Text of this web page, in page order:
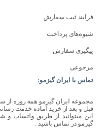
فرایند ثبت سفارش
شیوه‌های پرداخت
پیگیری سفارش
مرجوعی
تماس با ایران گیزمو:
قبل و بعد از خرید آماده خدمت
این میتوانید از طریق واتساپ و
گیزمو در تماس باشید .